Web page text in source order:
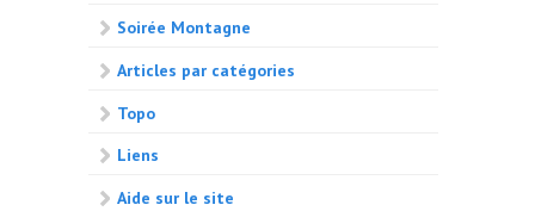
Soirée Montagne
Articles par catégories
Topo
Liens
Aide sur le site